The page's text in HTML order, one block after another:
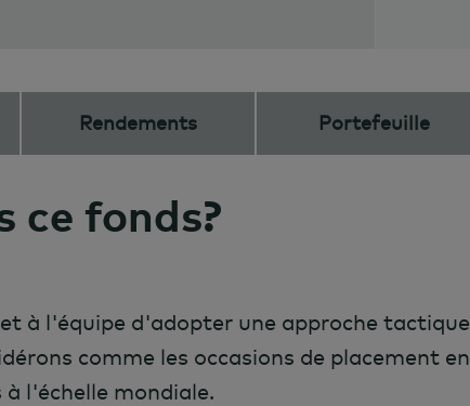
Rendements Portefeuille
ce fonds?
à l'équipe d'adopter une approche tactique
comme les occasions de placement en
l'échelle mondiale.